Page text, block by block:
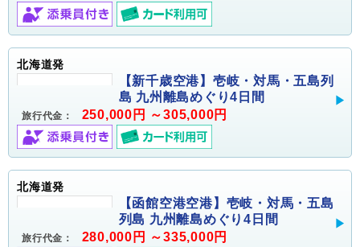
北海道発
【新千歳空港】壱岐・対馬・五島列
島 九州離島めぐり4日間
旅行代金： 250,000円 ～305,000円
北海道発
【函館空港空港】壱岐・対馬・五島
列島 九州離島めぐり4日間
旅行代金： 280,000円 ～335,000円